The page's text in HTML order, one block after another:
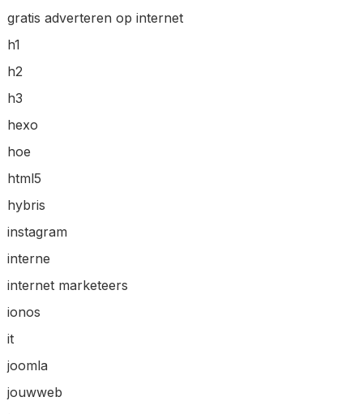
gratis adverteren op internet
h1
h2
h3
hexo
hoe
html5
hybris
instagram
interne
internet marketeers
ionos
it
joomla
jouwweb